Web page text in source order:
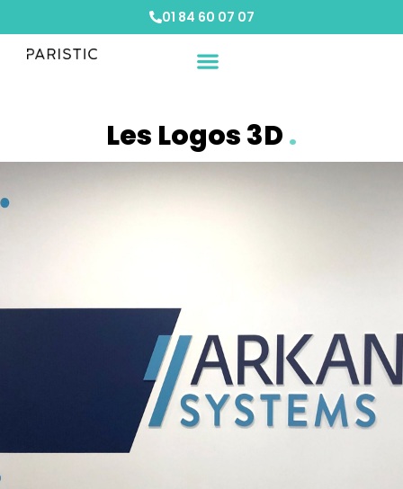
01 84 60 07 07
Les Logos 3D.